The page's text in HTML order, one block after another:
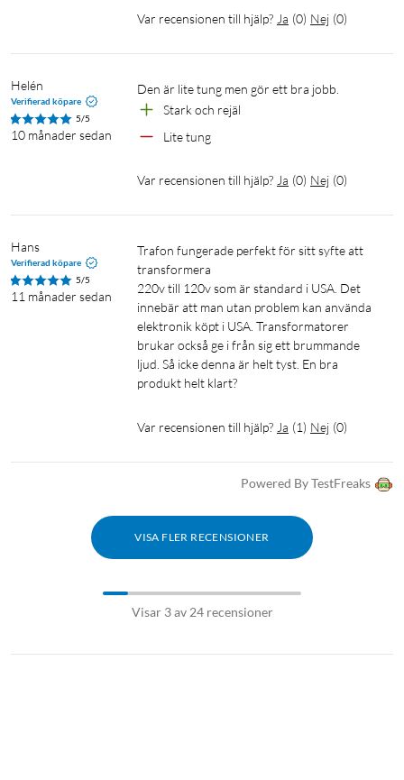
Var recensionen till hjälp? Ja (0) Nej (0)
Helén
Verifierad köpare
5/5
10 månader sedan
Den är lite tung men gör ett bra jobb.
Stark och rejäl
Lite tung
Var recensionen till hjälp? Ja (0) Nej (0)
Hans
Verifierad köpare
5/5
11 månader sedan
Trafon fungerade perfekt för sitt syfte att
transformera
220v till 120v som är standard i USA. Det
innebär att man utan problem kan använda
elektronik köpt i USA. Transformatorer
brukar också ge i från sig ett brummande
ljud. Så icke denna är helt tyst. En bra
produkt helt klart?
Var recensionen till hjälp? Ja (1) Nej (0)
Powered By TestFreaks
VISA FLER RECENSIONER
Visar 3 av 24 recensioner